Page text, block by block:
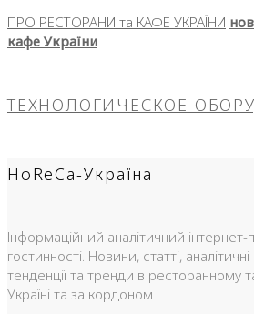
ПРО РЕСТОРАНИ та КАФЕ УКРАЇНИ
кафе України
ТЕХНОЛОГИЧЕСКОЕ
HoReCa-Україна
Інформаційний аналітичний
гостинності. Новини, статті,
тенденції та тренди в ресторанному
Україні та за кордоном